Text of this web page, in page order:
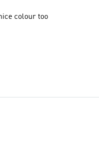
colour too